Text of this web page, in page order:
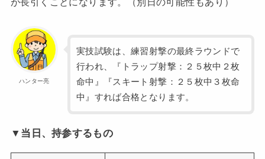
ハンター亮
実技試験は、練習射撃の最終ラウンドで
行われ、『トラップ射撃：２５枚中２枚
命中』『スキート射撃：２５枚中３枚命
中』すれば合格となります。
▼当日、持参するもの